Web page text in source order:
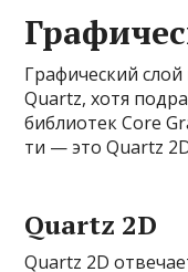
Гра­фичес­кий
Quartz, хотя
биб­лиотек Core
ти — это Quartz
Quartz 2D
Quartz 2D